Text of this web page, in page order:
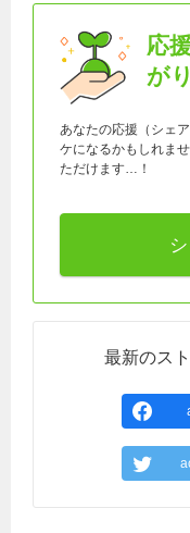
応
が
あなたの応援（シェ
ケになるかもしれま
ただけます…！
最新のス